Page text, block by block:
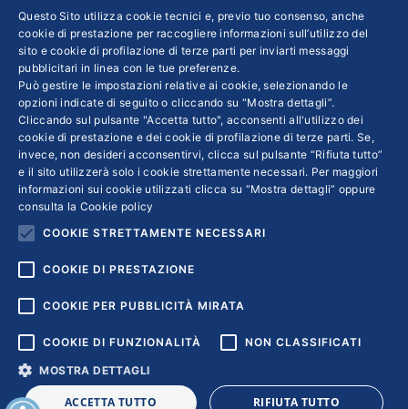
INFO LEGALI
Colophon editoriali
Disclaimer
Privacy
Coordinate Bancarie
Copyright © 2018 | Confindustria Servizi S.p.a. Partita iva
Questo Sito utilizza cookie tecnici e, previo tuo consenso, anche
cookie di prestazione per raccogliere informazioni sull’utilizzo del
sito e cookie di profilazione di terze parti per inviarti messaggi
pubblicitari in linea con le tue preferenze.
Può gestire le impostazioni relative ai cookie, selezionando le
opzioni indicate di seguito o cliccando su “Mostra dettagli”.
Cliccando sul pulsante "Accetta tutto", acconsenti all'utilizzo dei
cookie di prestazione e dei cookie di profilazione di terze parti. Se,
invece, non desideri acconsentirvi, clicca sul pulsante “Rifiuta tutto”
e il sito utilizzerà solo i cookie strettamente necessari. Per maggiori
informazioni sui cookie utilizzati clicca su “Mostra dettagli” oppure
consulta la Cookie policy
COOKIE STRETTAMENTE NECESSARI
COOKIE DI PRESTAZIONE
COOKIE PER PUBBLICITÀ MIRATA
COOKIE DI FUNZIONALITÀ NON CLASSIFICATI
MOSTRA DETTAGLI
ACCETTA TUTTO RIFIUTA TUTTO